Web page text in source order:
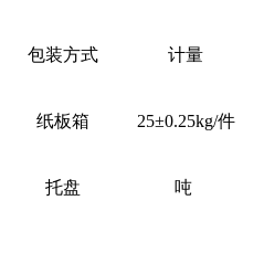
包装方式 计量
纸板箱 25±0.25kg/件
托盘 吨